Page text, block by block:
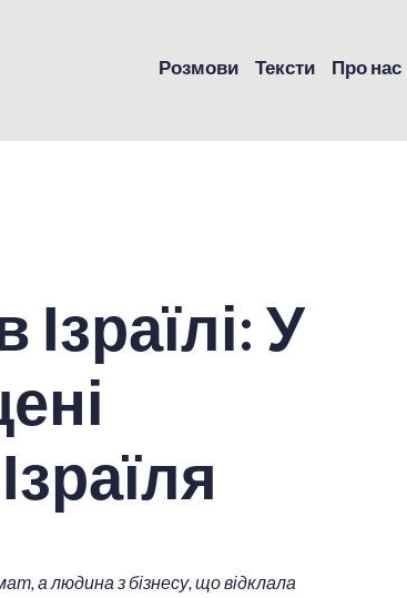
Розмови Тексти Про нас
У
а людина з бізнесу, що відклала